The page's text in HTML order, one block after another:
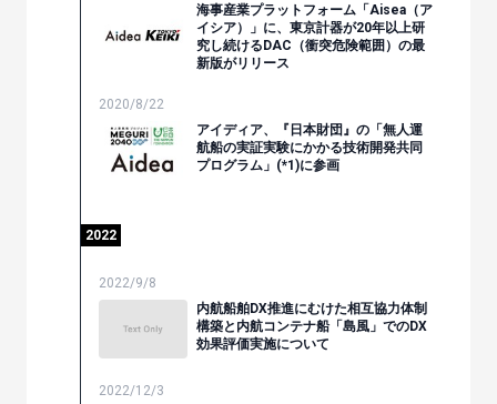
海事産業プラットフォーム「Aisea（ア
イシア）」に、東京計器が20年以上研
究し続けるDAC（衝突危険範囲）の最
新版がリリース
2020/8/22
アイディア、『日本財団』の「無人運
航船の実証実験にかかる技術開発共同
プログラム」(*1)に参画
2022
2022/9/8
内航船舶DX推進にむけた相互協力体制
構築と内航コンテナ船「島風」でのDX
効果評価実施について
2022/12/3